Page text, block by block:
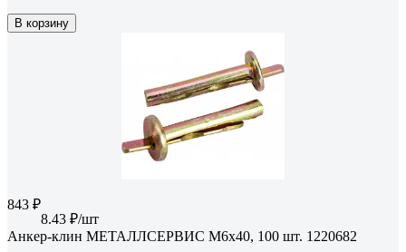
В корзину
843 ₽
8.43 ₽/шт
Анкер-клин МЕТАЛЛСЕРВИС М6x40, 100 шт. 1220682